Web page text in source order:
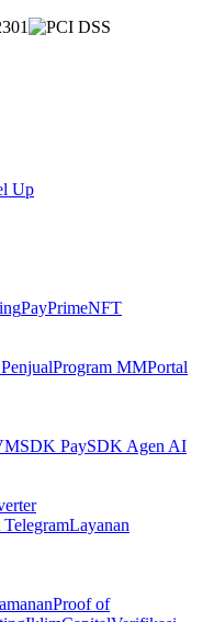
Up
PayPrimeNFT
Program MMPortal
SDK PaySDK Agen AI
Layanan
Proof of